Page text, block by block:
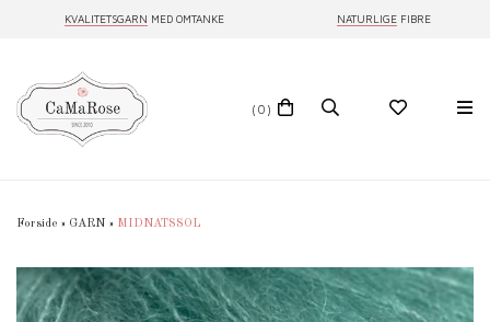
KVALITETSGARN MED OMTANKE NATURLIGE FIBRE
(0)
Forside » GARN » MIDNATSSOL